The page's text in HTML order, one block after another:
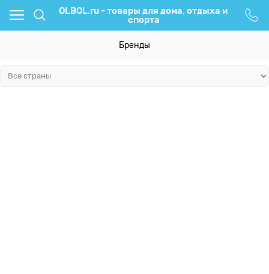
OLBOL.ru - товары для дома, отдыха и
спорта
Бренды